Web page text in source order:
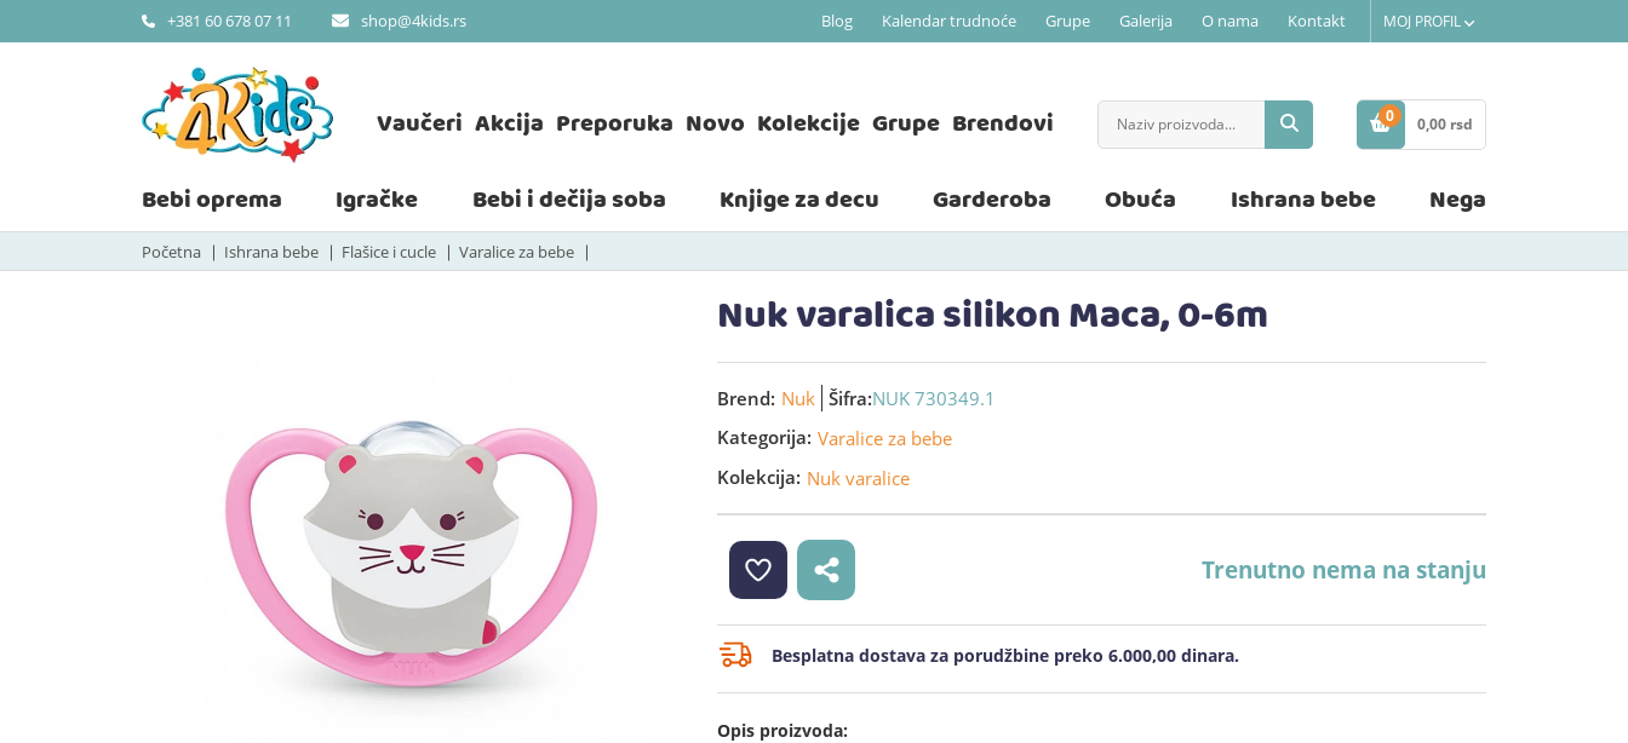
+381 60 678 07 11 shop@4kids.rs Blog Kalendar trudnoće Grupe Galerija O nama Kontakt MOJ PROFIL
Vaučeri Akcija Preporuka Novo Kolekcije Grupe Brendovi
0
STAVKE
0,00 rsd
Bebi oprema Igračke Bebi i dečija soba Knjige za decu Garderoba Obuća Ishrana bebe Nega
Početna Ishrana bebe Flašice i cucle Varalice za bebe
Nuk varalica silikon Maca, 0-6m
Brend: Nuk Šifra:NUK 730349.1
Kategorija: Varalice za bebe
Kolekcija: Nuk varalice
Trenutno nema na stanju
Besplatna dostava za porudžbine preko 6.000,00 dinara.
Opis proizvoda: